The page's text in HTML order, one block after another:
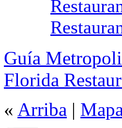
Guía
Florida
« Arriba |